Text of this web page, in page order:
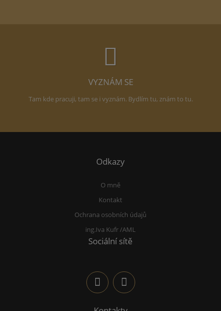
VYZNÁM SE
Tam kde pracuji, tam se i vyznám. Bydlím tu, znám to tu.
Odkazy
O mně
Kontakt
Ochrana osobních údajů
ing.Iva Kufr /AML
Sociální sítě